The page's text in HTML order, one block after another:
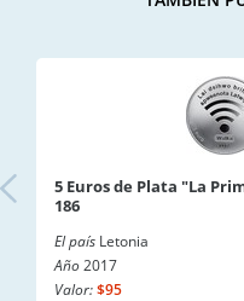
5 Euros de Plata "La
186
El país Letonia
Año2017
Valor:$95